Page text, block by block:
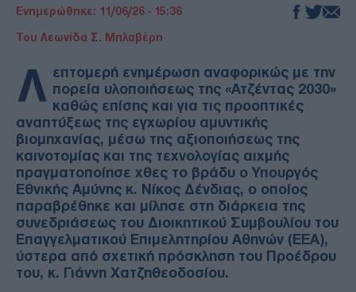
Ενημερώθηκε: 11/06/26 - 15:36
Του Λεωνίδα Σ. Μπλαβέρη
Λ επτομερή ενημέρωση αναφορικώς με την
πορεία υλοποιήσεως της «Ατζέντας 2030»
καθώς επίσης και για τις προοπτικές
αναπτύξεως της εγχωρίου αμυντικής
βιομηχανίας, μέσω της αξιοποιήσεως της
καινοτομίας και της τεχνολογίας αιχμής
πραγματοποίησε χθες το βράδυ ο Υπουργός
Εθνικής Αμύνης κ. Νίκος Δένδιας, ο οποίος
παραβρέθηκε και μίλησε στη διάρκεια της
συνεδριάσεως του Διοικητικού Συμβουλίου του
Επαγγελματικού Επιμελητηρίου Αθηνών (ΕΕΑ),
ύστερα από σχετική πρόσκληση του Προέδρου
του, κ. Γιάννη Χατζηθεοδοσίου.